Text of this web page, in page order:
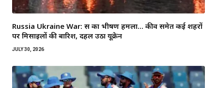
Russia Ukraine War: रूस का भीषण हमला… कीव समेत कई शहरों
पर मिसाइलों की बारिश, दहल उठा यूक्रेन
JULY 30, 2026